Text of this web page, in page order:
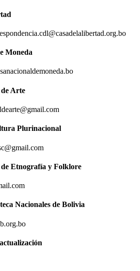
Moneda
Arte
Plurinacional
Etnografía y Folklore
Nacionales de Bolivia